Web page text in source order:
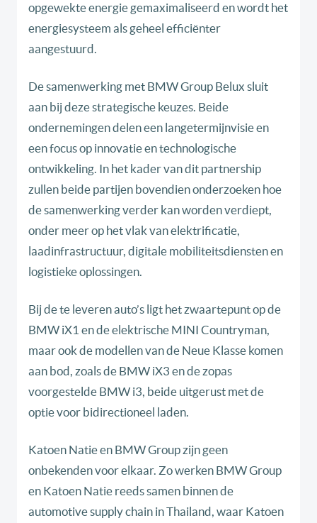
opgewekte energie gemaximaliseerd en wordt het
energiesysteem als geheel efficiënter
aangestuurd.
De samenwerking met BMW Group Belux sluit
aan bij deze strategische keuzes. Beide
ondernemingen delen een langetermijnvisie en
een focus op innovatie en technologische
ontwikkeling. In het kader van dit partnership
zullen beide partijen bovendien onderzoeken hoe
de samenwerking verder kan worden verdiept,
onder meer op het vlak van elektrificatie,
laadinfrastructuur, digitale mobiliteitsdiensten en
logistieke oplossingen.
Bij de te leveren auto’s ligt het zwaartepunt op de
BMW iX1 en de elektrische MINI Countryman,
maar ook de modellen van de Neue Klasse komen
aan bod, zoals de BMW iX3 en de zopas
voorgestelde BMW i3, beide uitgerust met de
optie voor bidirectioneel laden.
Katoen Natie en BMW Group zijn geen
onbekenden voor elkaar. Zo werken BMW Group
en Katoen Natie reeds samen binnen de
automotive supply chain in Thailand, waar Katoen